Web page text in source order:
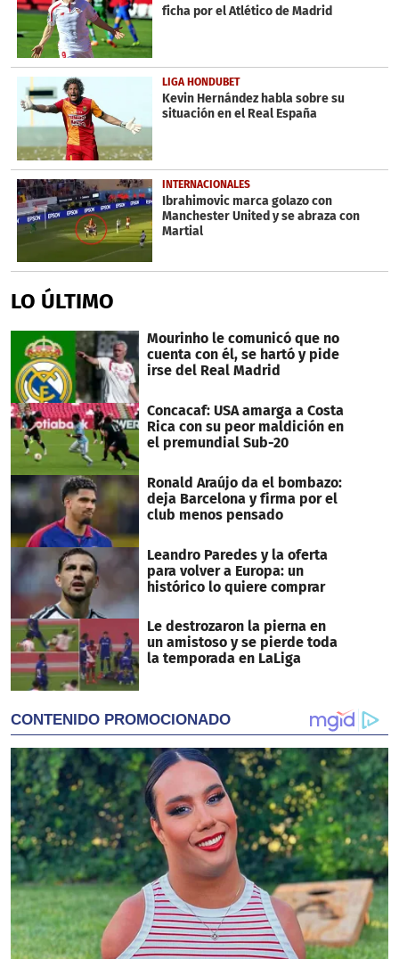
ficha por el Atlético de Madrid
LIGA HONDUBET
Kevin Hernández habla sobre su
situación en el Real España
INTERNACIONALES
Ibrahimovic marca golazo con
Manchester United y se abraza con
Martial
LO ÚLTIMO
Mourinho le comunicó que no
cuenta con él, se hartó y pide
irse del Real Madrid
Concacaf: USA amarga a Costa
Rica con su peor maldición en
el premundial Sub-20
Ronald Araújo da el bombazo:
deja Barcelona y firma por el
club menos pensado
Leandro Paredes y la oferta
para volver a Europa: un
histórico lo quiere comprar
Le destrozaron la pierna en
un amistoso y se pierde toda
la temporada en LaLiga